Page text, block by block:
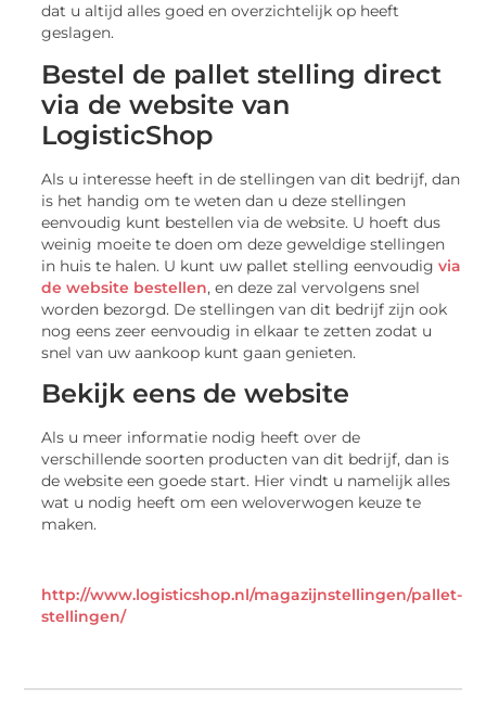
dat u altijd alles goed en overzichtelijk op heeft
geslagen.
Bestel de pallet stelling direct
via de website van
LogisticShop
Als u interesse heeft in de stellingen van dit bedrijf, dan
is het handig om te weten dan u deze stellingen
eenvoudig kunt bestellen via de website. U hoeft dus
weinig moeite te doen om deze geweldige stellingen
in huis te halen. U kunt uw pallet stelling eenvoudigvia
de website bestellen, en deze zal vervolgens snel
worden bezorgd. De stellingen van dit bedrijf zijn ook
nog eens zeer eenvoudig in elkaar te zetten zodat u
snel van uw aankoop kunt gaan genieten.
Bekijk eens de website
Als u meer informatie nodig heeft over de
verschillende soorten producten van dit bedrijf, dan is
de website een goede start. Hier vindt u namelijk alles
wat u nodig heeft om een weloverwogen keuze te
maken.
http://www.logisticshop.nl/magazijnstellingen/pallet-
stellingen/